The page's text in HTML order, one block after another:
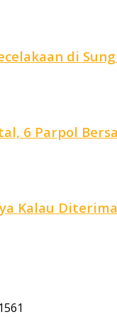
di
6 Parpol
Kalau